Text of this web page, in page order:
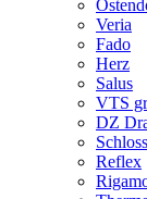
Veria
Fado
Herz
Salus
VTS
DZ
Reflex